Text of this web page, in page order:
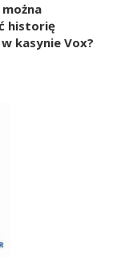
można
historię
kasynie Vox?